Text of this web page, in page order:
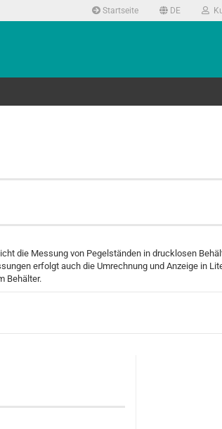
Startseite DE
die Messung von Pegelständen in drucklosen
erfolgt auch die Umrechnung und Anzeige in
Behälter.